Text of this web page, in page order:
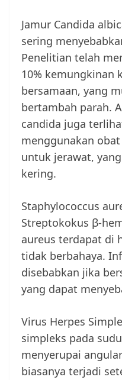
Jamur Candida
sering
Penelitian telah
10% kemungkinan
bersamaan, yang
bertambah parah.
candida juga
menggunakan
untuk jerawat,
kering.
Staphylococcus
Streptokokus β-
aureus terdapat di
tidak berbahaya.
disebabkan jika
yang dapat
Virus Herpes
simpleks pada
menyerupai
biasanya terjadi